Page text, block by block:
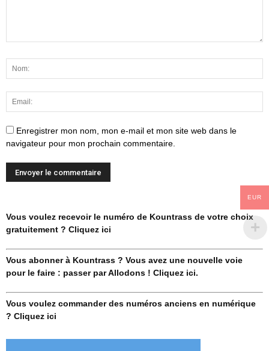
Enregistrer mon nom, mon e-mail et mon site web dans le
navigateur pour mon prochain commentaire.
Vous voulez recevoir le numéro de Kountrass de votre choix
gratuitement ? Cliquez ici
Vous abonner à Kountrass ? Vous avez une nouvelle voie
pour le faire : passer par Allodons ! Cliquez ici.
Vous voulez commander des numéros anciens en numérique
? Cliquez ici
EUR